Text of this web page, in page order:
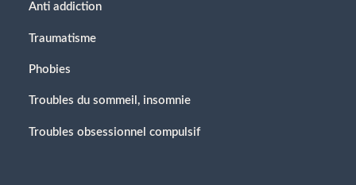
Anti addiction
Traumatisme
Phobies
Troubles du sommeil, insomnie
Troubles obsessionnel compulsif